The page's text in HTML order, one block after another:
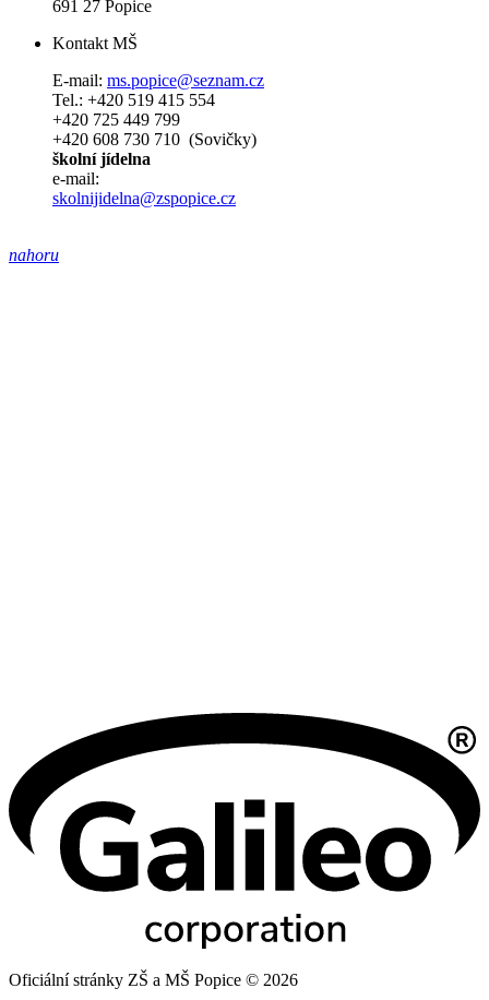
691 27 Popice
Kontakt MŠ
E-mail: ms.popice@seznam.cz
Tel.: +420 519 415 554
+420 725 449 799
+420 608 730 710 (Sovičky)
školní jídelna
e-mail:
skolnijidelna@zspopice.cz
nahoru
Oficiální stránky ZŠ a MŠ Popice © 2026